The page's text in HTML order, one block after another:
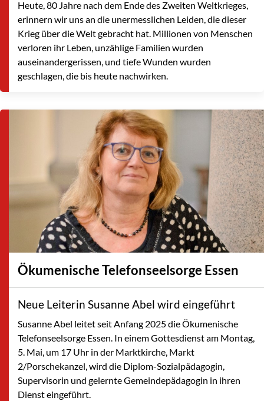
Heute, 80 Jahre nach dem Ende des Zweiten Weltkrieges,
erinnern wir uns an die unermesslichen Leiden, die dieser
Krieg über die Welt gebracht hat. Millionen von Menschen
verloren ihr Leben, unzählige Familien wurden
auseinandergerissen, und tiefe Wunden wurden
geschlagen, die bis heute nachwirken.
Ökumenische Telefonseelsorge Essen
Neue Leiterin Susanne Abel wird eingeführt
Susanne Abel leitet seit Anfang 2025 die Ökumenische
Telefonseelsorge Essen. In einem Gottesdienst am Montag,
5. Mai, um 17 Uhr in der Marktkirche, Markt
2/Porschekanzel, wird die Diplom-Sozialpädagogin,
Supervisorin und gelernte Gemeindepädagogin in ihren
Dienst eingeführt.